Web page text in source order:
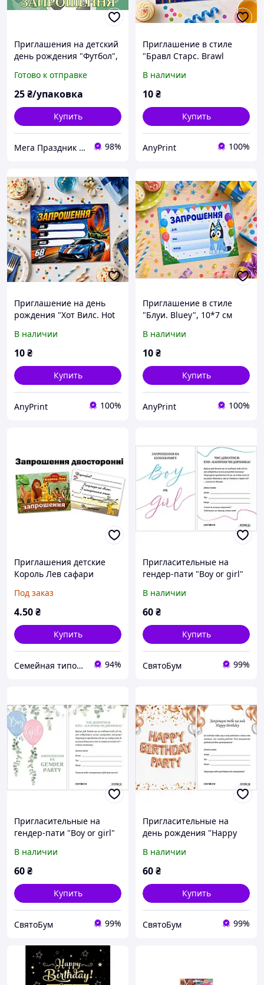
Приглашения на детский
день рождения "Футбол",
Готово к отправке
25₴/упаковка
Купить
Мега Праздник – магазин аксессуаров для праздника и все для оформления воздушными шарами ОПТ. 98%
Приглашение в стиле
"Бравл Старс. Brawl
В наличии
10₴
Купить
AnyPrint 100%
Приглашение на день
рождения "Хот Вилс. Hot
В наличии
10₴
Купить
AnyPrint 100%
Приглашение в стиле
"Блуи. Bluey", 10*7 см
В наличии
10₴
Купить
AnyPrint 100%
Приглашения детские
Король Лев сафари
Под заказ
4.50₴
Купить
Семейная типография «Мир Праздника» | Полиграфия, печать и индивидуальный дизайн 94%
Пригласительные на
гендер-пати "Boy or girl"
В наличии
60₴
Купить
СвятоБум 99%
Пригласительные на
гендер-пати "Boy or girl"
В наличии
60₴
Купить
СвятоБум 99%
Пригласительные на
день рождения "Happy
В наличии
60₴
Купить
СвятоБум 99%